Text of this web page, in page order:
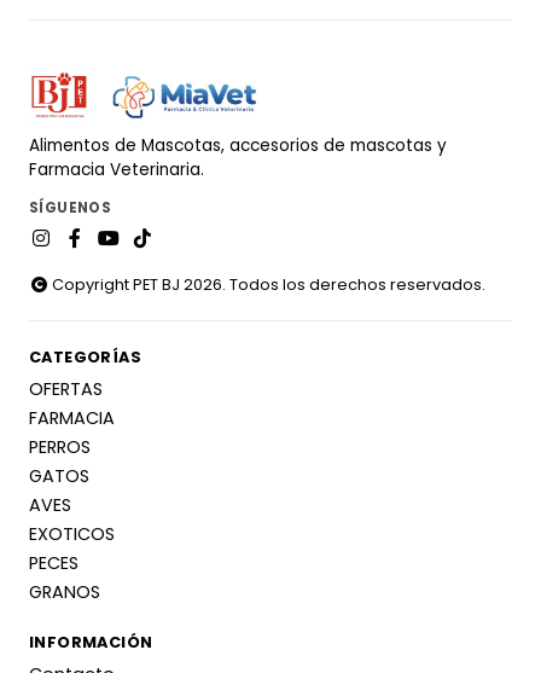
Alimentos de Mascotas, accesorios de mascotas y
Farmacia Veterinaria.
SÍGUENOS
Copyright PET BJ 2026. Todos los derechos reservados.
CATEGORÍAS
OFERTAS
FARMACIA
PERROS
GATOS
AVES
EXOTICOS
PECES
GRANOS
INFORMACIÓN